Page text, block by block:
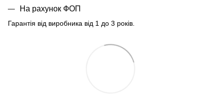
На рахунок ФОП
Гарантія від виробника від 1 до 3 років.